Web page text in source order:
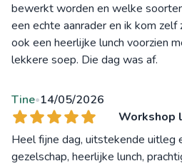
bewerkt worden en welke
een echte aanrader en ik kom
ook een heerlijke lunch voorzien
lekkere soep. Die dag was af.
Tine•14/05/2026
Workshop
Heel fijne dag, uitstekende uitleg
gezelschap, heerlijke lunch,